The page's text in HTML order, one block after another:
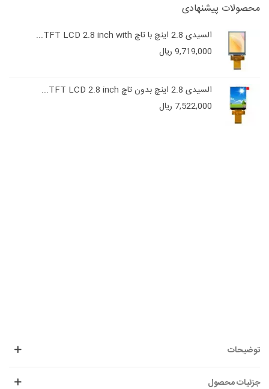
محصولات پیشنهادی
السیدی 2.8 اینچ با تاچ TFT LCD 2.8 inch with...
9,719,000 ریال
السیدی 2.8 اینچ بدون تاچ TFT LCD 2.8 inch...
7,522,000 ریال
توضیحات
جزئیات محصول